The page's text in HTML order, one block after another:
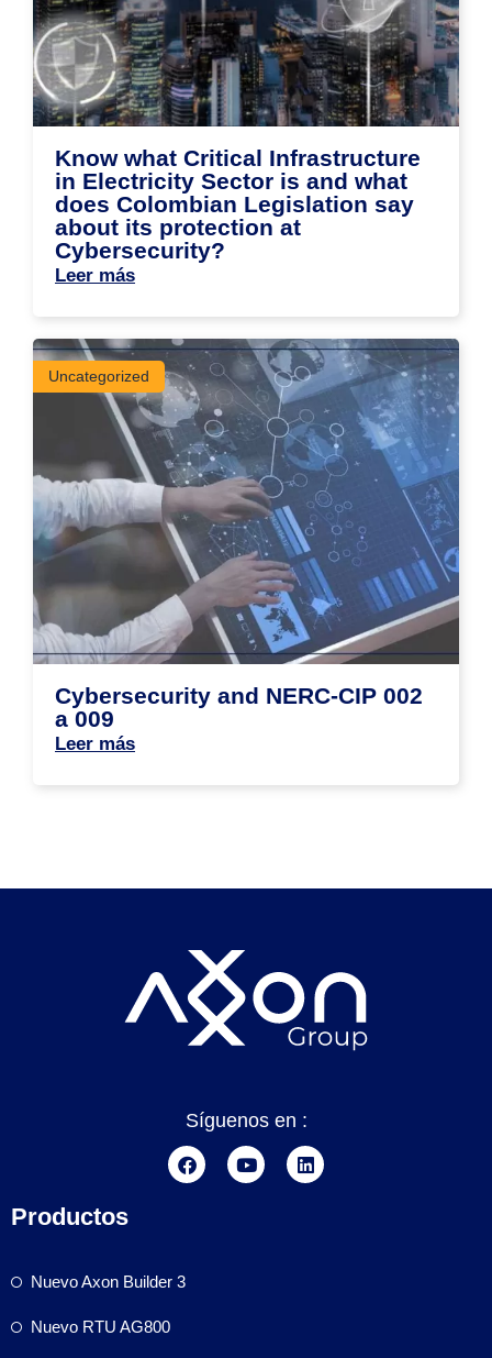
Know what Critical Infrastructure
in Electricity Sector is and what
does Colombian Legislation say
about its protection at
Cybersecurity?
Leer más
Uncategorized
Cybersecurity and NERC-CIP 002
a 009
Leer más
Síguenos en :
Productos
Nuevo Axon Builder 3
Nuevo RTU AG800